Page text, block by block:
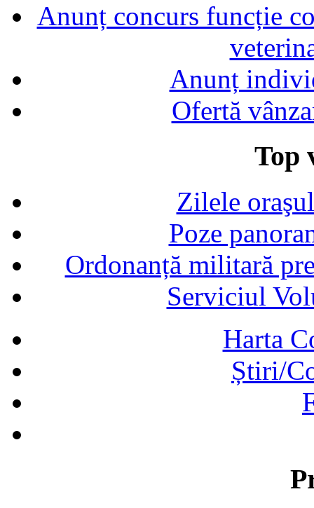
Anunț concurs funcție
Anunț
Ofertă
Top
Zilele
Poze
Ordonanță militară
Serviciul
Harta
Știri/